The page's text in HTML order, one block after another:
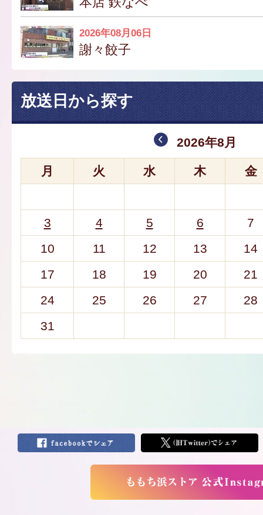
2026年08月06日
謝々餃子
放送日から探す
2026年8月
月 火 水 木 金
3 4 5 6
7
10
11 12 13
14
17
18 19 20
21
24
25 26 27
28
31